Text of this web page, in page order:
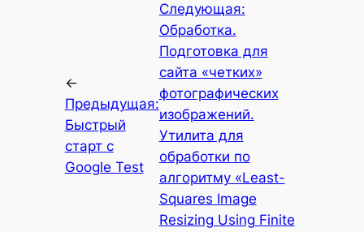
←
Предыдущая:
Быстрый
старт с
Google Test
Следующая:
Обработка.
Подготовка для
сайта «четких»
фотографических
изображений.
Утилита для
обработки по
алгоритму «Least-
Squares Image
Resizing Using Finite